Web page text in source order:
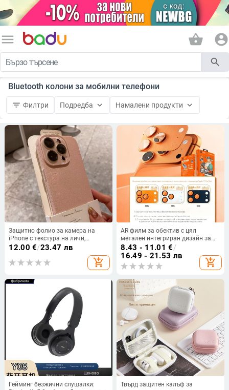
menu shopping_basket account_circle
search
Bluetooth колони за мобилни телефони
filter_list Филтри Подредба keyboard_arrow_down Намалени продукти keyboard_arrow_down
Защитно фолио за камера на
iPhone с текстура на личи,
силикон, матово покритие,
против изпускане, съвместимо с
iPhone
12.00 €/23.47 лв
add_shopping_cart
AR филм за обектив с цял
метален интегриран дизайн за
Apple устройства (универсален)
— филм за обектив, HD, устойчив
на драскотини, взривоустойчив,
прахоустойчив
8.43 - 11.01 €/
16.49 - 21.53 лв
add_shopping_cart
Гейминг безжични слушалки:
Твърд защитен калъф за